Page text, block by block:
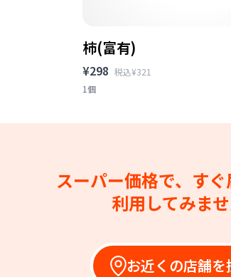
柿(富有)
¥298 税込¥321
1個
スーパー価格で、すぐ
利用してみま
お近くの店舗を